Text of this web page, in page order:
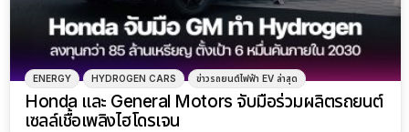
ENERGY HYDROGEN CARS ข่าวรถยนต์ไฟฟ้า EV ล่าสุด
Honda และ General Motors จับมือร่วมผลิตรถยนต์
เซลล์เชื้อเพลิงไฮโดรเจน